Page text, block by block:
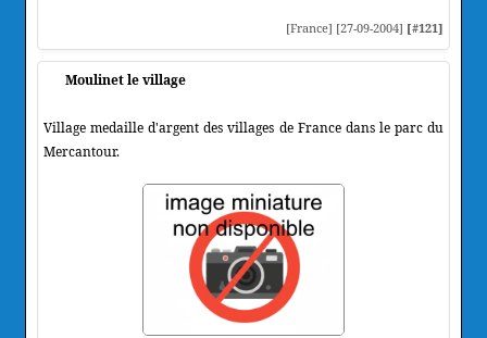
[France] [27-09-2004] [#121]
Moulinet le village
Village medaille d'argent des villages de France dans le parc du
Mercantour.